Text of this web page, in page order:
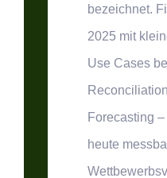
bezeichnet.
2025 mit
Use Cases
Forecasting
heute